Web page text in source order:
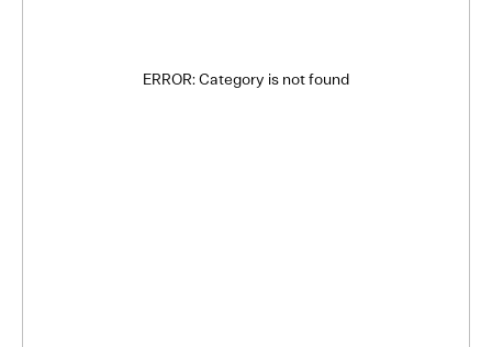
ERROR: Category is not found